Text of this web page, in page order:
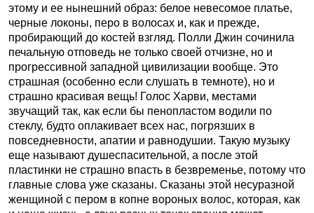
этому и ее нынешний образ: белое невесомое платье,
черные локоны, перо в волосах и, как и прежде,
пробирающий до костей взгляд. Полли Джин сочинила
печальную отповедь не только своей отчизне, но и
прогрессивной западной цивилизации вообще. Это
страшная (особенно если слушать в темноте), но и
страшно красивая вещь! Голос Харви, местами
звучащий так, как если бы пенопластом водили по
стеклу, будто оплакивает всех нас, погрязших в
повседневности, апатии и равнодушии. Такую музыку
еще называют душеспасительной, а после этой
пластинки не страшно впасть в безвременье, потому что
главные слова уже сказаны. Сказаны этой несуразной
женщиной с пером в копне вороных волос, которая, как